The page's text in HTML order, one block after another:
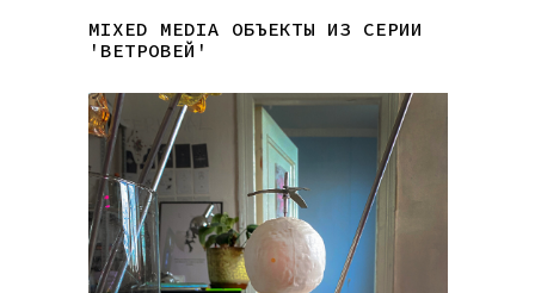
MIXED MEDIA ОБЪЕКТЫ ИЗ СЕРИИ
'ВЕТРОВЕЙ'